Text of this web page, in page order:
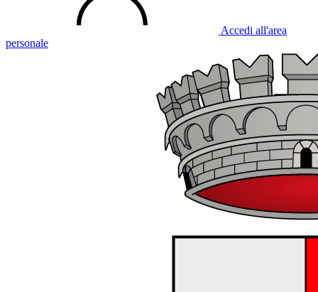
Accedi all'area
personale